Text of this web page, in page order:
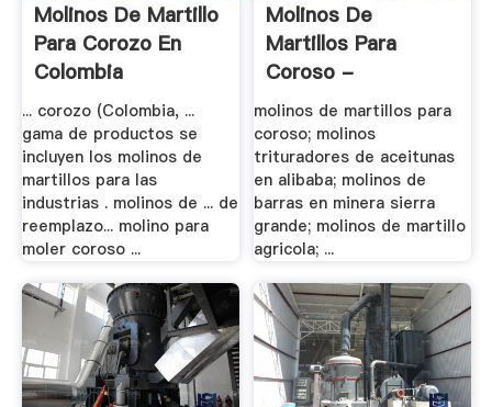
Molinos De Martillo
Para Corozo En
Colombia
... corozo (Colombia, ...
gama de productos se
incluyen los molinos de
martillos para las
industrias . molinos de ... de
reemplazo... molino para
moler coroso ...
Molinos De
Martillos Para
Coroso -
Signingbooks
molinos de martillos para
coroso; molinos
trituradores de aceitunas
en alibaba; molinos de
barras en minera sierra
grande; molinos de martillo
agricola; ...